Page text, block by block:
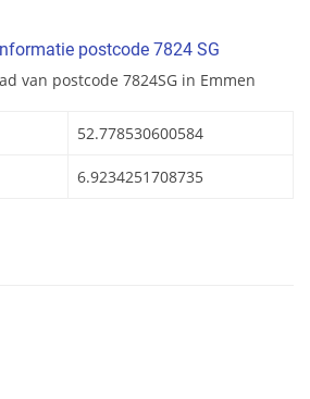
postcode 7824 SG
van postcode 7824SG in Emmen
52.778530600584
6.9234251708735